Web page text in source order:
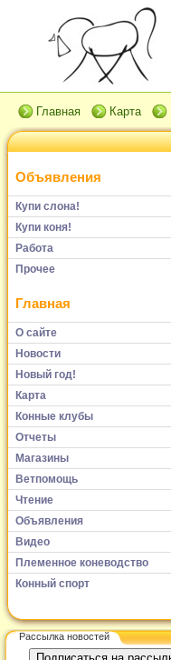
Главная Карта
Объявления
Купи слона!
Купи коня!
Работа
Прочее
Главная
О сайте
Новости
Новый год!
Карта
Конные клубы
Отчеты
Магазины
Ветпомощь
Чтение
Объявления
Видео
Племенное коневодство
Конный спорт
Рассылка новостей